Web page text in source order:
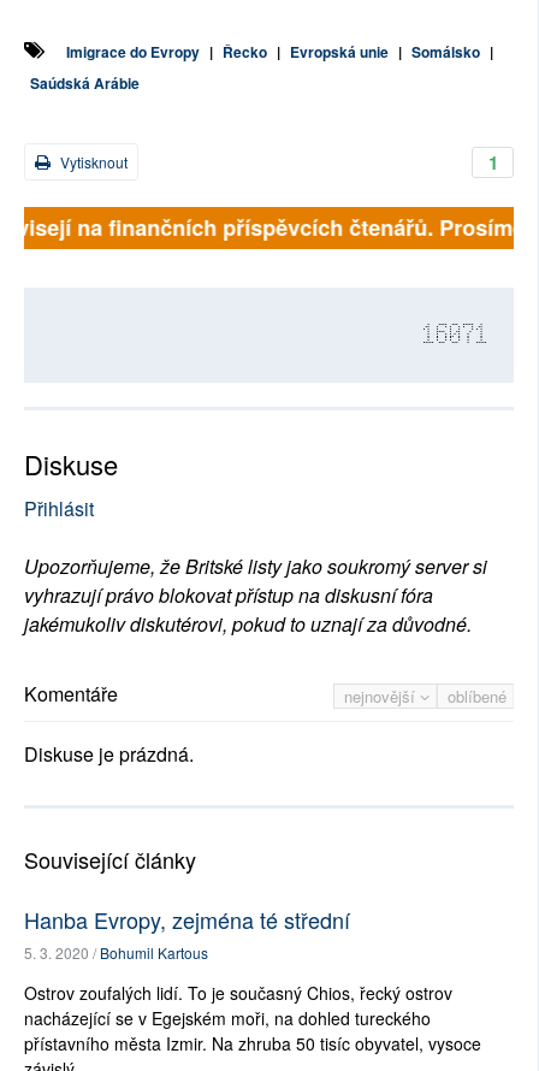
Imigrace do Evropy | Řecko | Evropská unie | Somálsko |
Saúdská Arábie
1
Vytisknout
na finančních příspěvcích čtenářů. Prosíme,
16071
Diskuse
Přihlásit
Upozorňujeme, že Britské listy jako soukromý server si
vyhrazují právo blokovat přístup na diskusní fóra
jakémukoliv diskutérovi, pokud to uznají za důvodné.
nejnovější oblíbené
Komentáře
Diskuse je prázdná.
Související články
Hanba Evropy, zejména té střední
5. 3. 2020 /Bohumil Kartous
Ostrov zoufalých lidí. To je současný Chios, řecký ostrov
nacházející se v Egejském moři, na dohled tureckého
přístavního města Izmir. Na zhruba 50 tisíc obyvatel, vysoce